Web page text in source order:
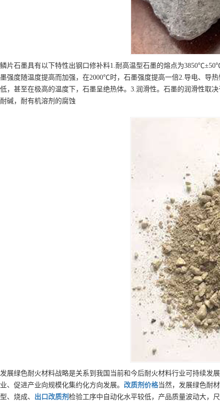
鳞片石墨具有以下特性出钢口修补料1.耐高温型石墨的熔点为
墨强度随温度提高而加强，在2000℃时，石墨强度提高一倍2.导电、导热
低，甚至在极高的温度下，石墨呈绝热体。3.润滑性。石墨的润滑性取
耐碱，耐有机溶剂的腐蚀
发展绿色耐火材料战略是关系到我国当前和今后耐火材料行业可持续发
业、促进产业向规模化集约化方向发展。 改质剂 价格当然，发展绿色耐
型、烧成、 出口改质剂 检验工序中自动化水平较低，产品质量波动大，